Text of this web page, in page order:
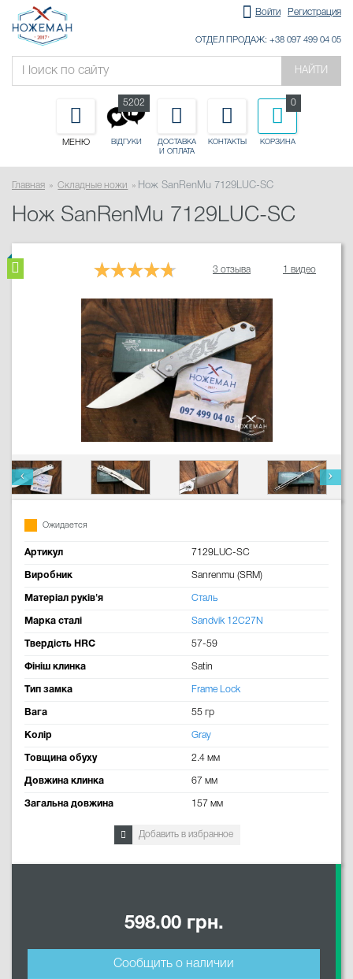
Войти Регистрация
ОТДЕЛ ПРОДАЖ: +38 097 499 04 05
НАЙТИ
МЕНЮ ВІДГУКИ
5202
ДОСТАВКА
И ОПЛАТА
КОНТАКТЫ КОРЗИНА
0
Главная Складные ножи Нож SanRenMu 7129LUC-SC
Нож SanRenMu 7129LUC-SC
3 отзыва 1 видео
Ожидается
Артикул 7129LUC-SC
Виробник Sanrenmu (SRM)
Матеріал руків'я Сталь
Марка сталі Sandvik 12C27N
Твердість HRC 57-59
Фініш клинка Satin
Тип замка Frame Lock
Вага 55 гр
Колір Gray
Товщина обуху 2.4 мм
Довжина клинка 67 мм
Загальна довжина 157 мм
Добавить в избранное
598.00 грн.
Сообщить о наличии